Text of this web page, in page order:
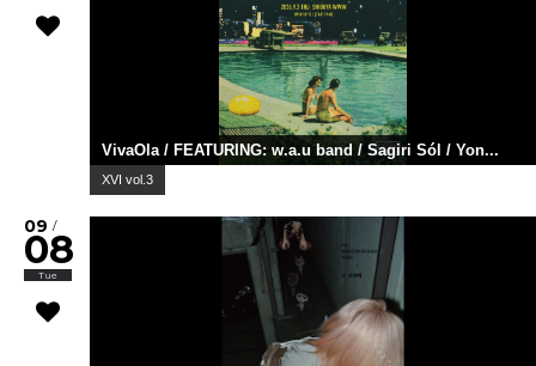
VivaOla / FEATURING: w.a.u band / Sagiri Sól / Yon...
XVI vol.3
09 /
08
Tue